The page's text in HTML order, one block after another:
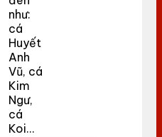
như:
cá
Huyết
Anh
Vũ, cá
Kim
Ngư,
cá
Koi…